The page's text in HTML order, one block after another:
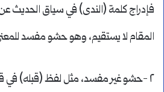
فإدراج كلمة (الندى) في سياق الحديث
المقام لا يستقيم، وهو حشو مفسد
٢ -حشو غير مفسد، مثل لفظ (قبله) في قول